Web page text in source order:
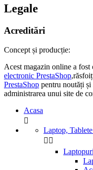
Legale
Acreditări
Concept și producție:
Acest magazin online a fost
electronic PrestaShop
PrestaShop pentru noutăți și
administrarea unui site de
Acasa

Laptop,
 